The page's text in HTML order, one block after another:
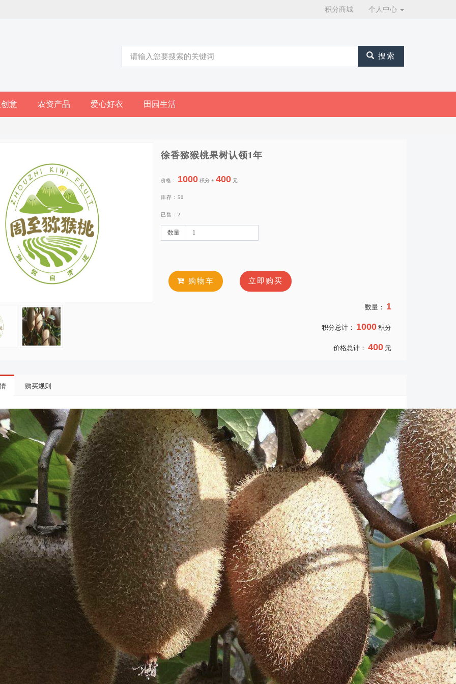
积分商城 个人中心
搜索
意 农资产品 爱心好衣 田园生活
徐香猕猴桃果树认领1年
价格： 1000 积分 +400 元
库存：50
已售：2
数量
购物车 立即购买
数量： 1
积分总计： 1000积分
价格总计： 400元
购买规则